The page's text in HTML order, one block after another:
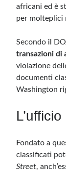
africani ed è
per molteplici
Secondo il
transazioni di
violazione
documenti
Washington
L’ufficio
Fondato a
classificati
Street,